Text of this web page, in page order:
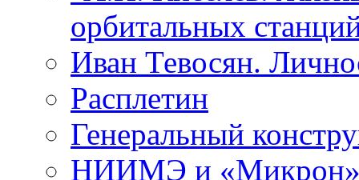
орбитальных
Иван Тевосян.
Расплетин
Генеральный
НИИМЭ и «Микрон»